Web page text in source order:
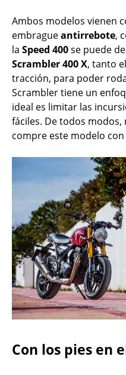
Ambos modelos vienen
embragueantirrebote,
la Speed 400se puede
Scrambler 400 X, tanto
tracción, para poder
Scrambler tiene un
ideal es limitar las
fáciles. De todos
compre este modelo
Con los pies en